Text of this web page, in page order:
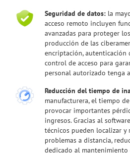
Seguridad de datos: la
acceso remoto incluyen
avanzadas para proteger
producción de las
encriptación, autenticación
control de acceso para
personal autorizado tenga
Reducción del tiempo de
manufacturera, el tiempo
provocar importantes
ingresos. Gracias al
técnicos pueden localizar
problemas a distancia,
dedicado al